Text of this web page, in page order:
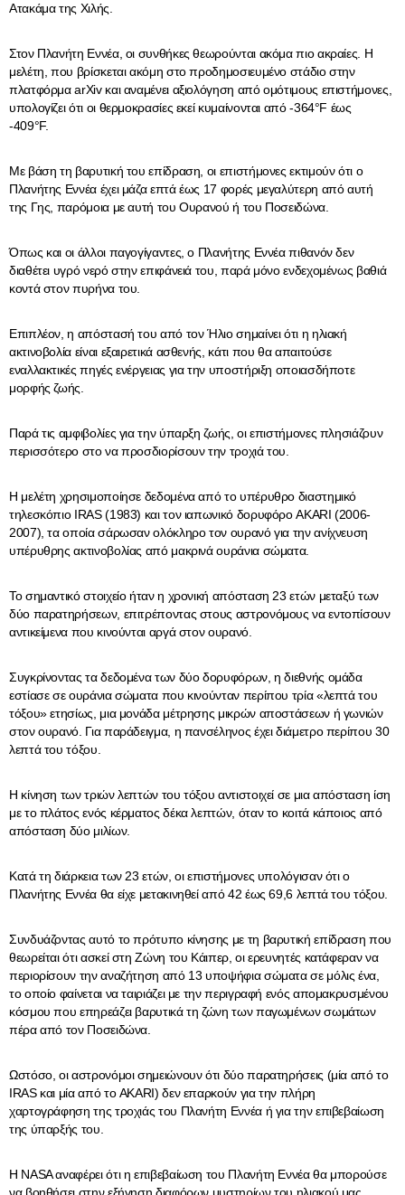
Ατακάμα της Χιλής.
Στον Πλανήτη Εννέα, οι συνθήκες θεωρούνται ακόμα πιο ακραίες. Η
μελέτη, που βρίσκεται ακόμη στο προδημοσιευμένο στάδιο στην
πλατφόρμα arXiv και αναμένει αξιολόγηση από ομότιμους επιστήμονες,
υπολογίζει ότι οι θερμοκρασίες εκεί κυμαίνονται από -364°F έως
-409°F.
Με βάση τη βαρυτική του επίδραση, οι επιστήμονες εκτιμούν ότι ο
Πλανήτης Εννέα έχει μάζα επτά έως 17 φορές μεγαλύτερη από αυτή
της Γης, παρόμοια με αυτή του Ουρανού ή του Ποσειδώνα.
Όπως και οι άλλοι παγογίγαντες, ο Πλανήτης Εννέα πιθανόν δεν
διαθέτει υγρό νερό στην επιφάνειά του, παρά μόνο ενδεχομένως βαθιά
κοντά στον πυρήνα του.
Επιπλέον, η απόστασή του από τον Ήλιο σημαίνει ότι η ηλιακή
ακτινοβολία είναι εξαιρετικά ασθενής, κάτι που θα απαιτούσε
εναλλακτικές πηγές ενέργειας για την υποστήριξη οποιασδήποτε
μορφής ζωής.
Παρά τις αμφιβολίες για την ύπαρξη ζωής, οι επιστήμονες πλησιάζουν
περισσότερο στο να προσδιορίσουν την τροχιά του.
Η μελέτη χρησιμοποίησε δεδομένα από το υπέρυθρο διαστημικό
τηλεσκόπιο IRAS (1983) και τον ιαπωνικό δορυφόρο AKARI (2006-
2007), τα οποία σάρωσαν ολόκληρο τον ουρανό για την ανίχνευση
υπέρυθρης ακτινοβολίας από μακρινά ουράνια σώματα.
Το σημαντικό στοιχείο ήταν η χρονική απόσταση 23 ετών μεταξύ των
δύο παρατηρήσεων, επιτρέποντας στους αστρονόμους να εντοπίσουν
αντικείμενα που κινούνται αργά στον ουρανό.
Συγκρίνοντας τα δεδομένα των δύο δορυφόρων, η διεθνής ομάδα
εστίασε σε ουράνια σώματα που κινούνταν περίπου τρία «λεπτά του
τόξου» ετησίως, μια μονάδα μέτρησης μικρών αποστάσεων ή γωνιών
στον ουρανό. Για παράδειγμα, η πανσέληνος έχει διάμετρο περίπου 30
λεπτά του τόξου.
Η κίνηση των τριών λεπτών του τόξου αντιστοιχεί σε μια απόσταση ίση
με το πλάτος ενός κέρματος δέκα λεπτών, όταν το κοιτά κάποιος από
απόσταση δύο μιλίων.
Κατά τη διάρκεια των 23 ετών, οι επιστήμονες υπολόγισαν ότι ο
Πλανήτης Εννέα θα είχε μετακινηθεί από 42 έως 69,6 λεπτά του τόξου.
Συνδυάζοντας αυτό το πρότυπο κίνησης με τη βαρυτική επίδραση που
θεωρείται ότι ασκεί στη Ζώνη του Κάιπερ, οι ερευνητές κατάφεραν να
περιορίσουν την αναζήτηση από 13 υποψήφια σώματα σε μόλις ένα,
το οποίο φαίνεται να ταιριάζει με την περιγραφή ενός απομακρυσμένου
κόσμου που επηρεάζει βαρυτικά τη ζώνη των παγωμένων σωμάτων
πέρα από τον Ποσειδώνα.
Ωστόσο, οι αστρονόμοι σημειώνουν ότι δύο παρατηρήσεις (μία από το
IRAS και μία από το AKARI) δεν επαρκούν για την πλήρη
χαρτογράφηση της τροχιάς του Πλανήτη Εννέα ή για την επιβεβαίωση
της ύπαρξής του.
Η NASA αναφέρει ότι η επιβεβαίωση του Πλανήτη Εννέα θα μπορούσε